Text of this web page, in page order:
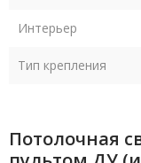
Интерьер
Тип крепления
Потолочная